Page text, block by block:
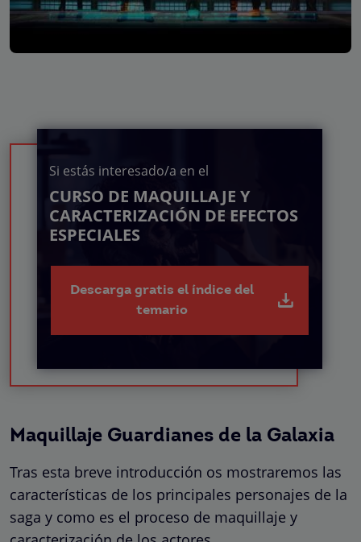
Si estás interesado/a en el
CURSO DE MAQUILLAJE Y
CARACTERIZACIÓN DE EFECTOS
ESPECIALES
Descarga gratis el índice del
temario
Maquillaje Guardianes de la Galaxia
Tras esta breve introducción os mostraremos las
características de los principales personajes de la
saga y como es el proceso de maquillaje y